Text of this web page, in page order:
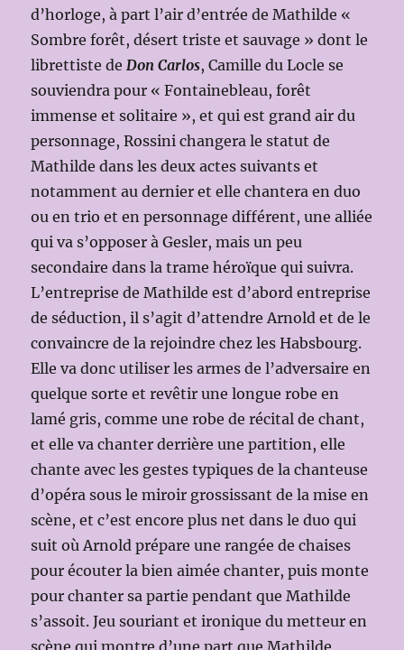
d’horloge, à part l’air d’entrée de Mathilde «
Sombre forêt, désert triste et sauvage » dont le
librettiste deDon Carlos, Camille du Locle se
souviendra pour « Fontainebleau, forêt
immense et solitaire », et qui est grand air du
personnage, Rossini changera le statut de
Mathilde dans les deux actes suivants et
notamment au dernier et elle chantera en duo
ou en trio et en personnage différent, une alliée
qui va s’opposer à Gesler, mais un peu
secondaire dans la trame héroïque qui suivra.
L’entreprise de Mathilde est d’abord entreprise
de séduction, il s’agit d’attendre Arnold et de le
convaincre de la rejoindre chez les Habsbourg.
Elle va donc utiliser les armes de l’adversaire en
quelque sorte et revêtir une longue robe en
lamé gris, comme une robe de récital de chant,
et elle va chanter derrière une partition, elle
chante avec les gestes typiques de la chanteuse
d’opéra sous le miroir grossissant de la mise en
scène, et c’est encore plus net dans le duo qui
suit où Arnold prépare une rangée de chaises
pour écouter la bien aimée chanter, puis monte
pour chanter sa partie pendant que Mathilde
s’assoit. Jeu souriant et ironique du metteur en